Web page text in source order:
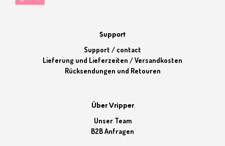
Support
Support / contact
Lieferung und Lieferzeiten / Versandkosten
Rücksendungen und Retouren
Über Vripper
Unser Team
B2B Anfragen